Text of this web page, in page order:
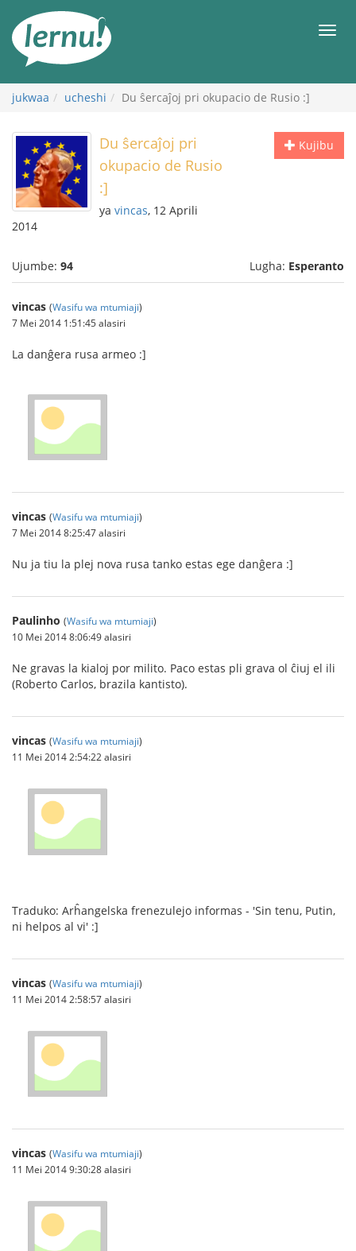
maudhui
jukwaa ucheshi Du ŝercaĵoj pri okupacio de Rusio :]
Kujibu
Du ŝercaĵoj pri
okupacio de Rusio
:]
ya vincas, 12 Aprili
2014
Ujumbe: 94 Lugha: Esperanto
vincas (Wasifu wa mtumiaji)
7 Mei 2014 1:51:45 alasiri
La danĝera rusa armeo :]
vincas (Wasifu wa mtumiaji)
7 Mei 2014 8:25:47 alasiri
Nu ja tiu la plej nova rusa tanko estas ege danĝera :]
Paulinho (Wasifu wa mtumiaji)
10 Mei 2014 8:06:49 alasiri
Ne gravas la kialoj por milito. Paco estas pli grava ol ĉiuj el ili
(Roberto Carlos, brazila kantisto).
vincas (Wasifu wa mtumiaji)
11 Mei 2014 2:54:22 alasiri
Traduko: Arĥangelska frenezulejo informas - 'Sin tenu, Putin,
ni helpos al vi' :]
vincas (Wasifu wa mtumiaji)
11 Mei 2014 2:58:57 alasiri
vincas (Wasifu wa mtumiaji)
11 Mei 2014 9:30:28 alasiri